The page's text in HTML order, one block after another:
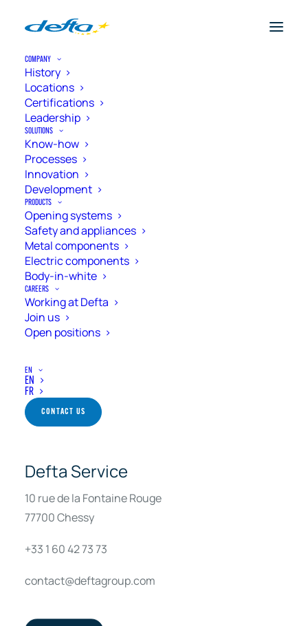
COMPANY
History
Locations
Certifications
Leadership
SOLUTIONS
Know-how
Processes
Innovation
Development
PRODUCTS
Opening systems
Safety and appliances
Metal components
Electric components
Body-in-white
CAREERS
Working at Defta
Join us
Open positions
EN
EN
FR
CONTACT US
Get in touch with us
Our team is here to assist you with any
Defta Service
10 rue de la Fontaine Rouge
77700 Chessy
+33 1 60 42 73 73
contact@deftagroup.com